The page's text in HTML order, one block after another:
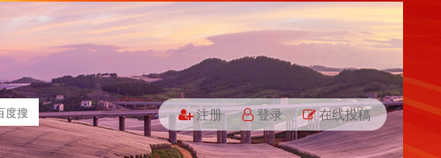
度搜 注册 登录 在线投稿